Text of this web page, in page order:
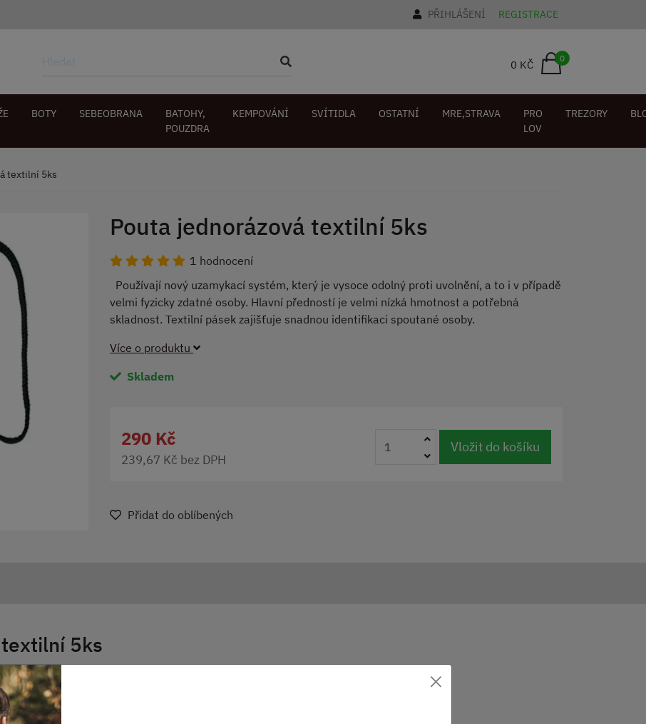
PŘIHLÁŠENÍ REGISTRACE
0 KČ 0
BOTY SEBEOBRANA
BATOHY,
POUZDRA
KEMPOVÁNÍ SVÍTIDLA OSTATNÍ MRE,STRAVA
PRO
LOV
TREZORY
textilní 5ks
Pouta jednorázová textilní 5ks
1 hodnocení
Používají nový uzamykací systém, který je vysoce odolný proti uvolnění, a to i v případě
velmi fyzicky zdatné osoby. Hlavní předností je velmi nízká hmotnost a potřebná
skladnost. Textilní pásek zajišťuje snadnou identifikaci spoutané osoby.
Více o produktu
Skladem
290 Kč
239,67 Kč bez DPH
Vložit do košíku
Přidat do oblíbených
5ks
odolný proti uvolnění, a to i v případě velmi fyzicky
a potřebná skladnost. Textilní pásek zajišťuje
v sadě po 5 ks.
×